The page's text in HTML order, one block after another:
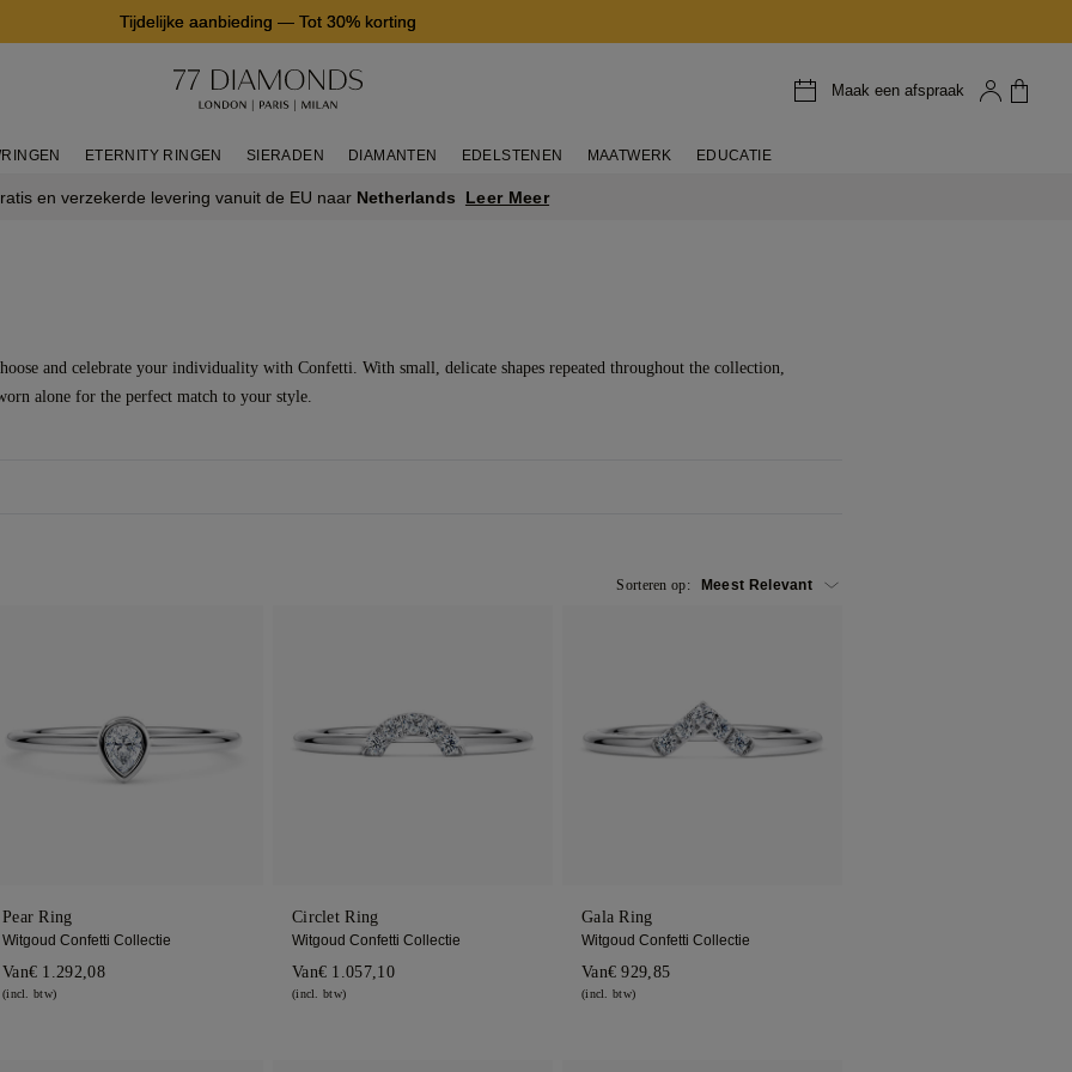
Tijdelijke aanbieding — Tot 30% korting
Maak een afspraak
ETERNITY RINGEN SIERADEN DIAMANTEN EDELSTENEN MAATWERK EDUCATIE
en verzekerde levering vanuit de EU naar Netherlands Leer Meer
and celebrate your individuality with Confetti. With small, delicate shapes repeated throughout the collection,
alone for the perfect match to your style.
Sorteren op:
Pear Ring
Witgoud Confetti Collectie
Van€ 1.292,08
(incl. btw)
Circlet Ring
Witgoud Confetti Collectie
Van€ 1.057,10
(incl. btw)
Gala Ring
Witgoud Confetti Collectie
Van€ 929,85
(incl. btw)